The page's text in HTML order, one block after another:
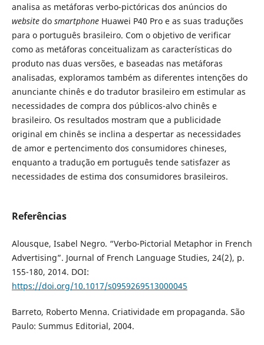
analisa as metáforas verbo-pictóricas dos anúncios do
websitedo smartphoneHuawei P40 Pro e as suas traduções
para o português brasileiro. Com o objetivo de verificar
como as metáforas conceitualizam as características do
produto nas duas versões, e baseadas nas metáforas
analisadas, exploramos também as diferentes intenções do
anunciante chinês e do tradutor brasileiro em estimular as
necessidades de compra dos públicos-alvo chinês e
brasileiro. Os resultados mostram que a publicidade
original em chinês se inclina a despertar as necessidades
de amor e pertencimento dos consumidores chineses,
enquanto a tradução em português tende satisfazer as
necessidades de estima dos consumidores brasileiros.
Referências
Alousque, Isabel Negro. “Verbo-Pictorial Metaphor in French
Advertising”. Journal of French Language Studies, 24(2), p.
155-180, 2014. DOI:
https://doi.org/10.1017/s0959269513000045
Barreto, Roberto Menna. Criatividade em propaganda. São
Paulo: Summus Editorial, 2004.